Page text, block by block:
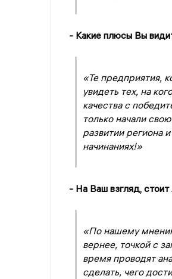
- Какие плюсы Вы
«Те предприятия,
увидеть тех, на
качества с
только начали
развитии региона
начинаниях!»
- На Ваш взгляд,
«По нашему
вернее, точкой с
время проводят
сделать, чего